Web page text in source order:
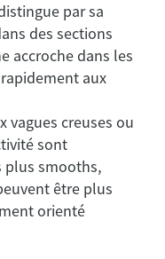
par sa
des sections
accroche dans les
aux
vagues creuses ou
sont
plus smooths,
être plus
orienté